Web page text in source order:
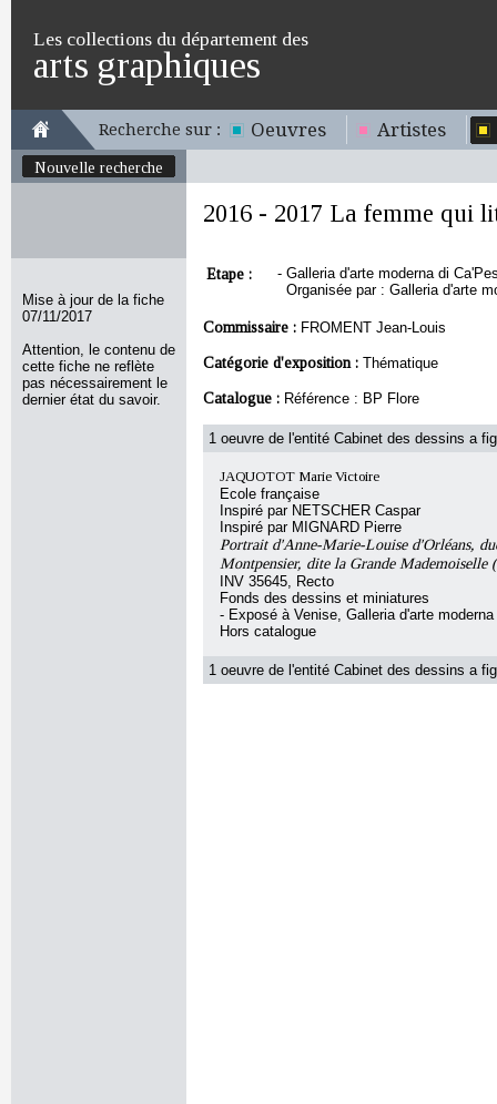
Les collections du département des
arts graphiques
Recherche sur : Oeuvres Artistes
Nouvelle recherche
Mise à jour de la fiche
07/11/2017
Attention, le contenu de
cette fiche ne reflète
pas nécessairement le
dernier état du savoir.
2016 - 2017 La femme qui
Etape : - Galleria d'arte moderna di
Organisée par : Galleria d'arte
Commissaire : FROMENT Jean-Louis
Catégorie d'exposition : Thématique
Catalogue : Référence : BP Flore
1 oeuvre de l'entité Cabinet des dessins a
JAQUOTOT Marie Victoire
Ecole française
Inspiré par NETSCHER Caspar
Inspiré par MIGNARD Pierre
Portrait d'Anne-Marie-Louise d'Orléans,
Montpensier, dite la Grande Mademoiselle
INV 35645, Recto
Fonds des dessins et miniatures
- Exposé à Venise, Galleria d'arte
Hors catalogue
1 oeuvre de l'entité Cabinet des dessins a